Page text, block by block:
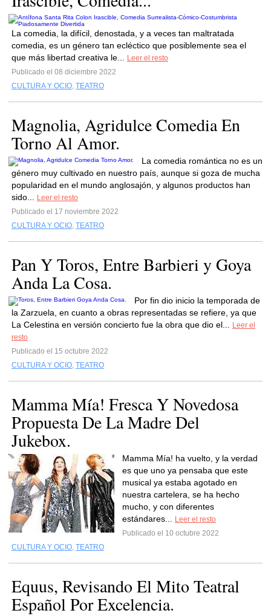
La comedia, la difícil, denostada, y a veces tan maltratada
comedia, es un género tan ecléctico que posiblemente sea el
que más libertad creativa le...
Leer el resto
Publicado el 08 diciembre 2022
CULTURA Y OCIO, TEATRO
Magnolia, Agridulce Comedia En
Torno Al Amor.
La comedia romántica no es un
género muy cultivado en nuestro país, aunque si goza de mucha
popularidad en el mundo anglosajón, y algunos productos han
sido...
Leer el resto
Publicado el 17 noviembre 2022
CULTURA Y OCIO, TEATRO
Pan Y Toros, Entre Barbieri y Goya
Anda La Cosa.
Por fin dio inicio la temporada de
la Zarzuela, en cuanto a obras representadas se refiere, ya que
La Celestina en versión concierto fue la obra que dio el...
Leer el
resto
Publicado el 15 octubre 2022
CULTURA Y OCIO, TEATRO
Mamma Mía! Fresca Y Novedosa
Propuesta De La Madre Del
Jukebox.
Mamma Mía! ha vuelto, y la verdad
es que uno ya pensaba que este
musical ya estaba agotado en
nuestra cartelera, se ha hecho
mucho, y con diferentes
estándares...
Leer el resto
Publicado el 10 octubre 2022
CULTURA Y OCIO, TEATRO
Equus, Revisando El Mito Teatral
Español Por Excelencia.